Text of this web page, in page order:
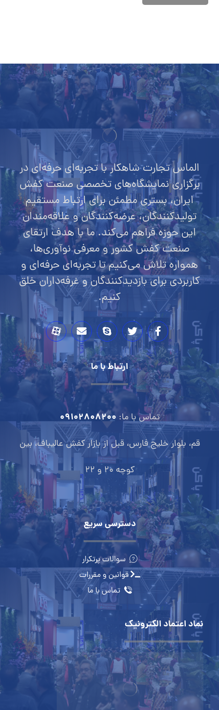
الماس تجارت شاهکار با تجربه‌ای حرفه‌ای در
برگزاری نمایشگاه‌های تخصصی صنعت کفش
ایران، بستری مطمئن برای ارتباط مستقیم
تولیدکنندگان، عرضه‌کنندگان و علاقه‌مندان
این حوزه فراهم می‌کند. ما با هدف ارتقای
صنعت کفش کشور و معرفی نوآوری‌ها،
همواره تلاش می‌کنیم تا تجربه‌ای حرفه‌ای و
کاربردی برای بازدیدکنندگان و غرفه‌داران خلق
کنیم.
ارتباط با ما
تماس با ما: 09102808200
قم، بلوار خلیج فارس، قبل از بازار کفش عالیباف، بین
کوچه 20 و 22
دسترسی سریع
سوالات پرتکرار
قوانین و مقررات
تماس با ما
نماد اعتماد الکترونیک